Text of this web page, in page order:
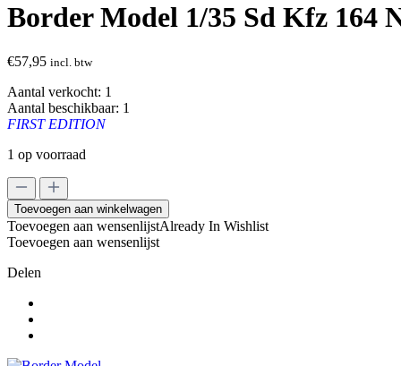
Border Model 1/35 Sd Kfz 164
€57,95 incl. btw
Aantal verkocht: 1
Aantal beschikbaar: 1
FIRST EDITION
1 op voorraad
Border
Model
1/35
Sd
Kfz
Nashorn
Toevoegen aan winkelwagen
Toevoegen aan wensenlijstAlready In Wishlist
Toevoegen aan wensenlijst
Delen